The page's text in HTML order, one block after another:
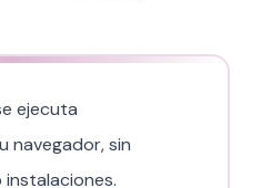
ejecuta
navegador, sin